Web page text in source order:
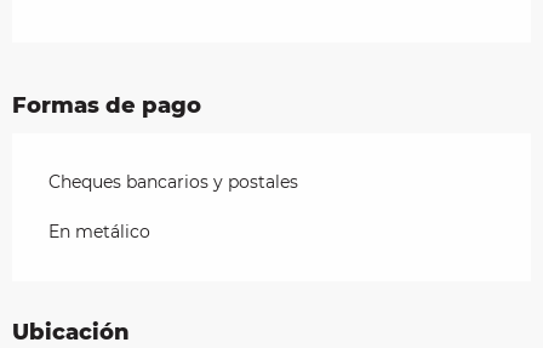
Formas de pago
Cheques bancarios y postales
En metálico
Ubicación